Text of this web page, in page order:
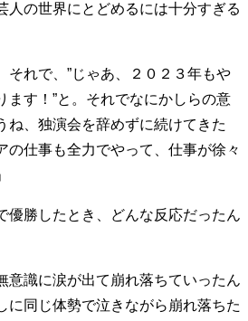
人の世界にとどめるには十分すぎる
それで、”じゃあ、２０２３年もや
ます！”と。それでなにかしらの意
ね、独演会を辞めずに続けてきた
の仕事も全力でやって、仕事が徐々
勝したとき、どんな反応だったん
意識に涙が出て崩れ落ちていったん
に同じ体勢で泣きながら崩れ落ちた